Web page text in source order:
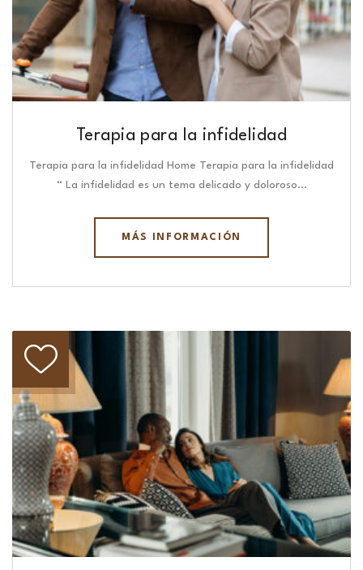
Terapia para la infidelidad
Terapia para la infidelidad Home Terapia para la infidelidad
“ La infidelidad es un tema delicado y doloroso…
MÁS INFORMACIÓN